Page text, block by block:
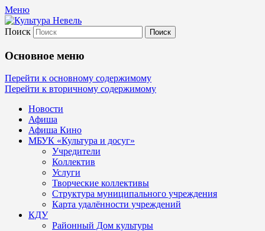
Меню
Культура Невель
МБУК Невельского района "Культура
и досуг"
Поиск
Основное меню
Перейти к основному содержимому
Перейти к вторичному содержимому
Новости
Афиша
Афиша Кино
МБУК «Культура и досуг»
Учредители
Коллектив
Услуги
Творческие коллективы
Структура муниципального учреждения
Карта удалённости учреждений
КДУ
Районный Дом культуры